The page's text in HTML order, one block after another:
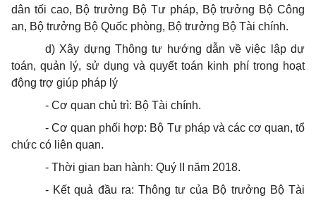
dân tối cao, Bộ trưởng Bộ Tư pháp, Bộ trưởng Bộ Công
an, Bộ trưởng Bộ Quốc phòng, Bộ trưởng Bộ Tài chính.
d) Xây dựng Thông tư hướng dẫn về việc lập dự
toán, quản lý, sử dụng và quyết toán kinh phí trong hoạt
động trợ giúp pháp lý
- Cơ quan chủ trì: Bộ Tài chính.
- Cơ quan phối hợp: Bộ Tư pháp và các cơ quan, tổ
chức có liên quan.
- Thời gian ban hành: Quý II năm 2018.
- Kết quả đầu ra: Thông tư của Bộ trưởng Bộ Tài